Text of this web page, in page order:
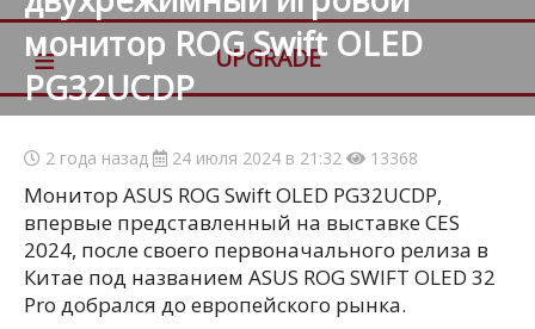
≡ UPGRADE
монитор ROG Swift OLED
PG32UCDP
2 года назад 24 июля 2024 в 21:32 13368
Монитор ASUS ROG Swift OLED PG32UCDP,
впервые представленный на выставке CES
2024, после своего первоначального релиза в
Китае под названием ASUS ROG SWIFT OLED 32
Pro добрался до европейского рынка.